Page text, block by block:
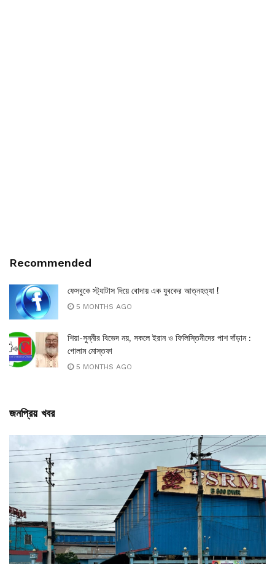
Recommended
ফেসবুকে স্ট্যাটাস দিয়ে বোদায় এক যুবকের আত্নহত্যা !
5 MONTHS AGO
শিয়া-সুন্নীর বিভেদ নয়, সকলে ইরান ও ফিলিস্তিনীদের পাশ দাঁড়ান :
গোলাম মোস্তফা
5 MONTHS AGO
জনপ্রিয় খবর